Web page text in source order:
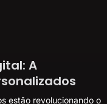
A
estão revolucionando o